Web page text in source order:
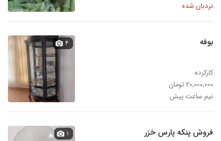
نردبان شده
بوفه
کارکرده
۲۰,۰۰۰,۰۰۰ تومان
نیم ساعت پیش
۴
فروش پنکه پارس خزر ۱